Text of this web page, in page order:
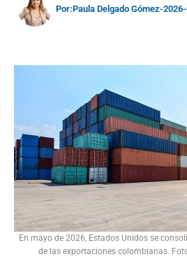
Por:Paula Delgado Gómez-
En mayo de 2026, Estados Unidos se
de las exportaciones colombianas.